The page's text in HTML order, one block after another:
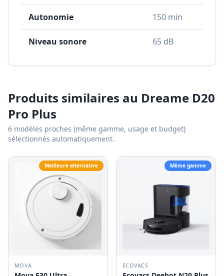
Autonomie 150 min
Niveau sonore 65 dB
Produits similaires au Dreame D20
Pro Plus
6 modèles proches (même gamme, usage et budget)
sélectionnés automatiquement.
Meilleure alternative
MOVA
Même gamme
ECOVACS